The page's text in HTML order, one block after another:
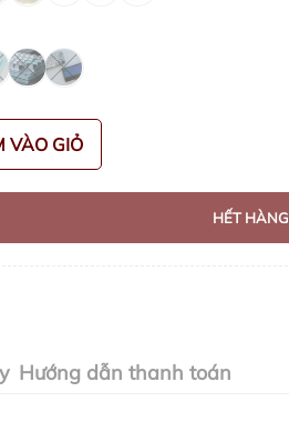
VÀO GIỎ
HẾT HÀNG
Hướng dẫn thanh toán